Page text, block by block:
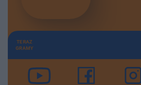
TERAZ
GRAMY